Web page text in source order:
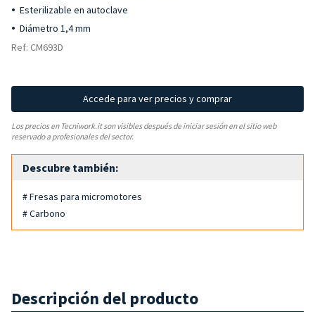
Esterilizable en autoclave
Diámetro 1,4 mm
Ref: CM693D
Accede para ver precios y comprar
Los precios en Tecniwork.it son visibles después de iniciar sesión en el sitio web
reservado a profesionales del sector.
Descubre también:
# Fresas para micromotores
# Carbono
Descripción del producto